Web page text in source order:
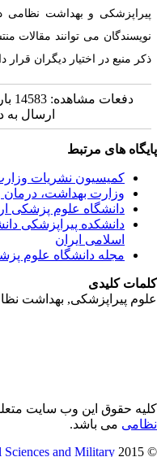
و بهداشت نظامی
می توانند مقالات
منبع در اختیار دیگران قرار
دفعات مشاهده: 14583 بار |
ارسال به
های مرتبط
کمیسیون نشریات
وزارت بهداشت، درمان
دانشگاه علوم پزشکی
دانشکده پیراپزشکی
اسلامی ایران
مجله دانشگاه علوم
کلیدی
پیراپزشکی, بهداشت
حقوق این وب سایت
می باشد.
©
Sciences and Military